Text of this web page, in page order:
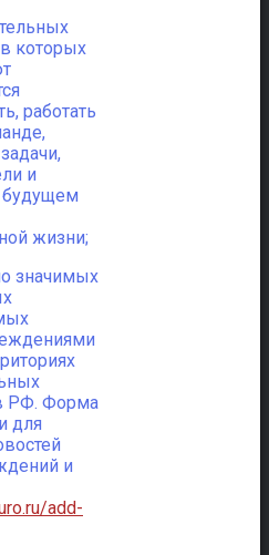
которых
работать
и
будущем
жизни;
значимых
РФ. Форма
для
и
add-